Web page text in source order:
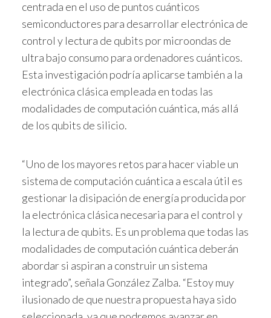
centrada en el uso de puntos cuánticos
semiconductores para desarrollar electrónica de
control y lectura de qubits por microondas de
ultra bajo consumo para ordenadores cuánticos.
Esta investigación podría aplicarse también a la
electrónica clásica empleada en todas las
modalidades de computación cuántica, más allá
de los qubits de silicio.
“Uno de los mayores retos para hacer viable un
sistema de computación cuántica a escala útil es
gestionar la disipación de energía producida por
la electrónica clásica necesaria para el control y
la lectura de qubits. Es un problema que todas las
modalidades de computación cuántica deberán
abordar si aspiran a construir un sistema
integrado”, señala González Zalba. “Estoy muy
ilusionado de que nuestra propuesta haya sido